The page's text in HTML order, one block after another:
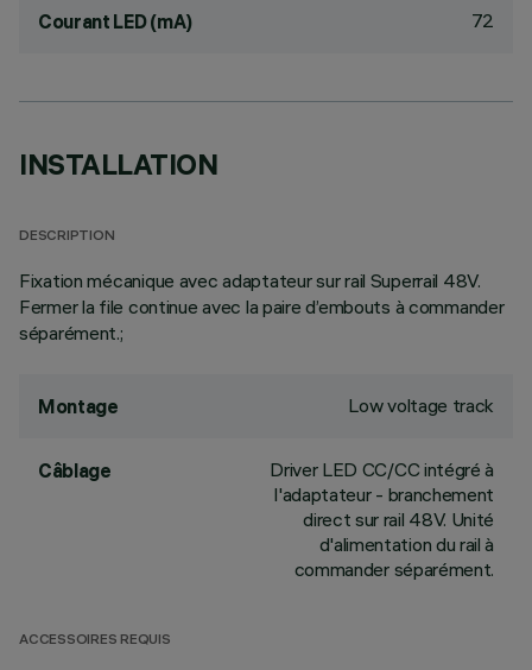
Courant LED (mA) 72
INSTALLATION
DESCRIPTION
Fixation mécanique avec adaptateur sur rail Superrail 48V.
Fermer la file continue avec la paire d’embouts à commander
séparément.;
Montage Low voltage track
Câblage
Driver LED CC/CC intégré à
l'adaptateur - branchement
direct sur rail 48V. Unité
d'alimentation du rail à
commander séparément.
ACCESSOIRES REQUIS